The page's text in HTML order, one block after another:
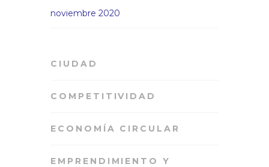
noviembre 2020
CIUDAD
COMPETITIVIDAD
ECONOMÍA CIRCULAR
EMPRENDIMIENTO Y